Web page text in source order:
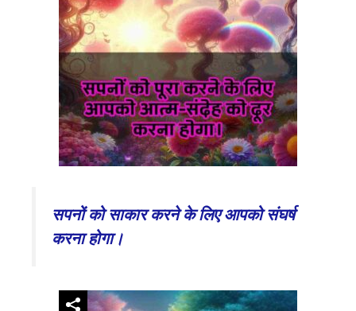
सपनों को साकार करने के लिए आपको संघर्ष
करना होगा।